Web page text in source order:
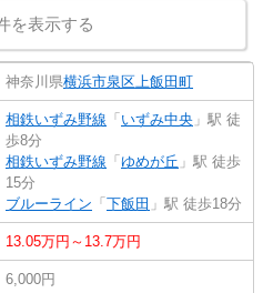
を表示する
神奈川県横浜市泉区上飯田町
相鉄いずみ野線 「 いずみ中央 」駅 徒
歩8分
相鉄いずみ野線 「 ゆめが丘 」駅 徒歩
15分
ブルーライン 「 下飯田 」駅 徒歩18分
13.05万円～13.7万円
6,000円